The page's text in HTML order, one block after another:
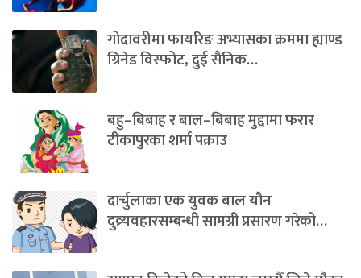
गोदावरीमा फायरिङ अभ्यासका क्रममा ह्याण्ड
ग्रिनेड विस्फोट, दुई सैनिक…
बहु–बिबाह र बाल–बिबाह मुद्दामा फरार
टीकापुरका शर्मा पक्राउ
दार्चुलाका एक युवक बाल यौन
दुव्र्यवहारसम्बन्धी सामग्री प्रसारण गरेको…